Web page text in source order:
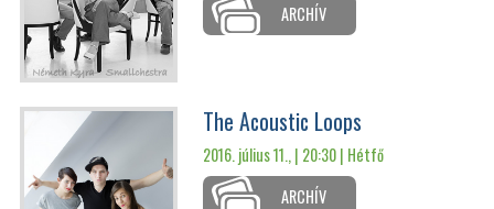
ARCHÍV
The Acoustic Loops
2016. július 11., | 20:30 | Hétfő
ARCHÍV